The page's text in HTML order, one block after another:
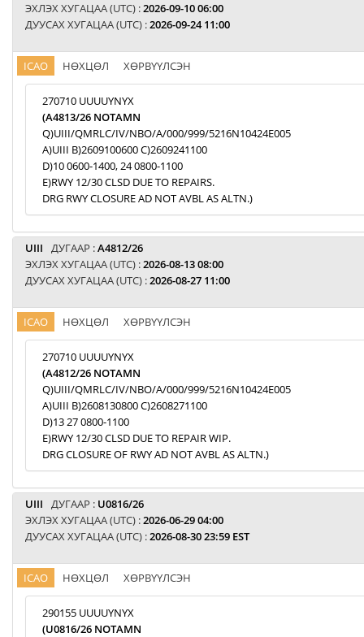
ЭХЛЭХ ХУГАЦАА (UTC) :2026-09-10 06:00
ДУУСАХ ХУГАЦАА (UTC) :2026-09-24 11:00
ICAO НӨХЦӨЛ ХӨРВҮҮЛСЭН
270710 UUUUYNYX
(A4813/26 NOTAMN
Q)UIII/QMRLC/IV/NBO/A/000/999/5216N10424E005
A)UIII B)2609100600 C)2609241100
D)10 0600-1400, 24 0800-1100
E)RWY 12/30 CLSD DUE TO REPAIRS.
DRG RWY CLOSURE AD NOT AVBL AS ALTN.)
UIII ДУГААР :A4812/26
ЭХЛЭХ ХУГАЦАА (UTC) :2026-08-13 08:00
ДУУСАХ ХУГАЦАА (UTC) :2026-08-27 11:00
ICAO НӨХЦӨЛ ХӨРВҮҮЛСЭН
270710 UUUUYNYX
(A4812/26 NOTAMN
Q)UIII/QMRLC/IV/NBO/A/000/999/5216N10424E005
A)UIII B)2608130800 C)2608271100
D)13 27 0800-1100
E)RWY 12/30 CLSD DUE TO REPAIR WIP.
DRG CLOSURE OF RWY AD NOT AVBL AS ALTN.)
UIII ДУГААР : U0816/26
ЭХЛЭХ ХУГАЦАА (UTC) :2026-06-29 04:00
ДУУСАХ ХУГАЦАА (UTC) :2026-08-30 23:59 EST
ICAO НӨХЦӨЛ ХӨРВҮҮЛСЭН
290155 UUUUYNYX
(U0816/26 NOTAMN